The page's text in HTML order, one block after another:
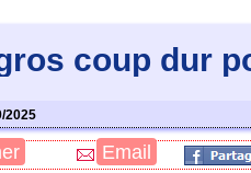
coup dur
2025
Email